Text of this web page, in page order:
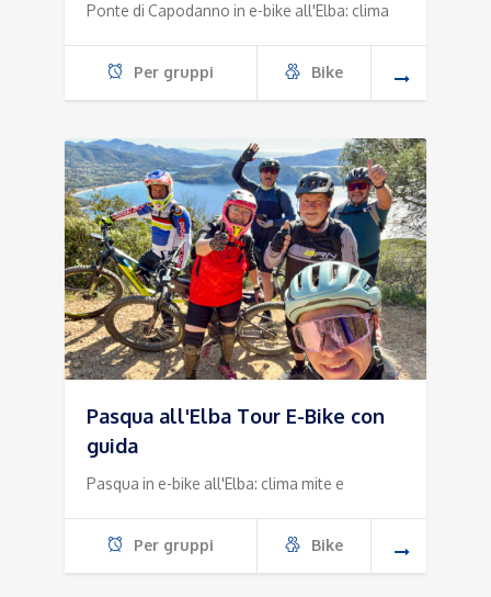
Ponte di Capodanno in e-bike all'Elba: clima
Per gruppi Bike
Pasqua all'Elba Tour E-Bike con
guida
Pasqua in e-bike all'Elba: clima mite e
Per gruppi Bike